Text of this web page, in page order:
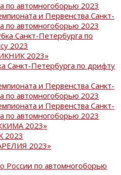
по автомногоборью 2023
и Первенства Санкт-
по автомногоборью 2023
Санкт-Петербурга по
2023
2023»
Санкт-Петербурга по дрифту
и Первенства Санкт-
по автомногоборью 2023
и Первенства Санкт-
по автомногоборью 2023
2023»
2023
2023»
России по автомногоборью